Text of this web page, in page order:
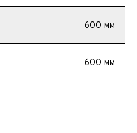
600 мм
600 мм